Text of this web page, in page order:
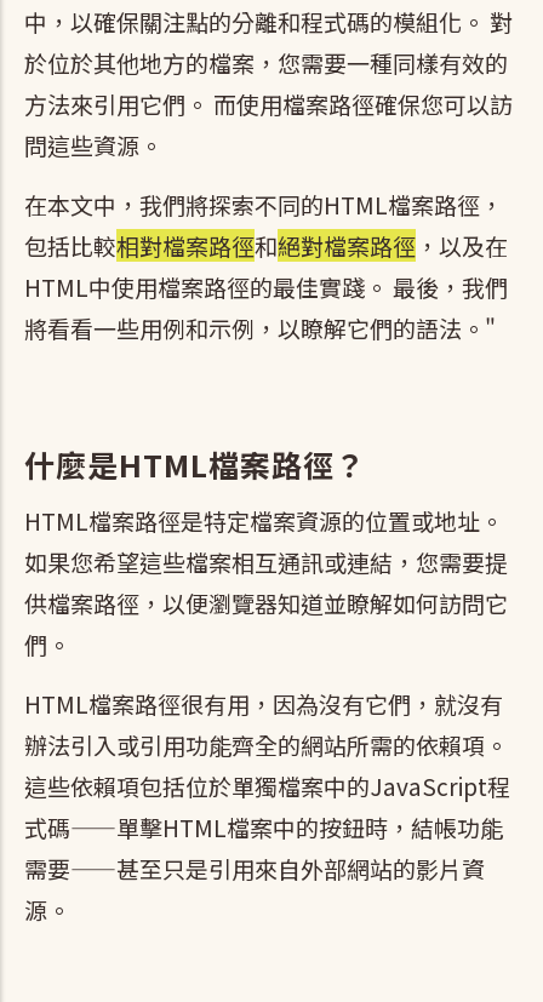
中，以確保關注點的分離和程式碼的模組化。 對
於位於其他地方的檔案，您需要一種同樣有效的
方法來引用它們。 而使用檔案路徑確保您可以訪
問這些資源。
在本文中，我們將探索不同的HTML檔案路徑，
包括比較相對檔案路徑和絕對檔案路徑 ，以及在
HTML中使用檔案路徑的最佳實踐。 最後，我們
將看看一些用例和示例，以瞭解它們的語法。"
什麼是HTML檔案路徑？
HTML檔案路徑是特定檔案資源的位置或地址。
如果您希望這些檔案相互通訊或連結，您需要提
供檔案路徑，以便瀏覽器知道並瞭解如何訪問它
們。
HTML檔案路徑很有用，因為沒有它們，就沒有
辦法引入或引用功能齊全的網站所需的依賴項。
這些依賴項包括位於單獨檔案中的JavaScript程
式碼——單擊HTML檔案中的按鈕時，結帳功能
需要——甚至只是引用來自外部網站的影片資
源。